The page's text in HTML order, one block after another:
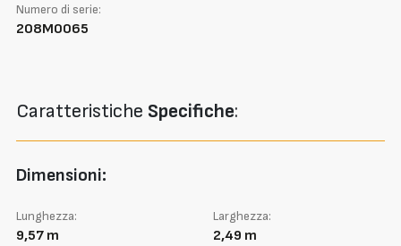
Numero di serie:
208M0065
Caratteristiche Specifiche:
Dimensioni:
Lunghezza:
9,57 m
Larghezza:
2,49 m